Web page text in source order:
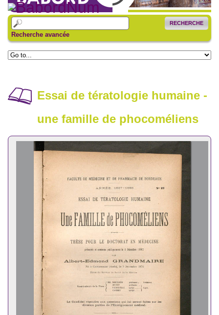
RECHERCHE
Recherche avancée
Essai de tératologie humaine -
une famille de phocoméliens